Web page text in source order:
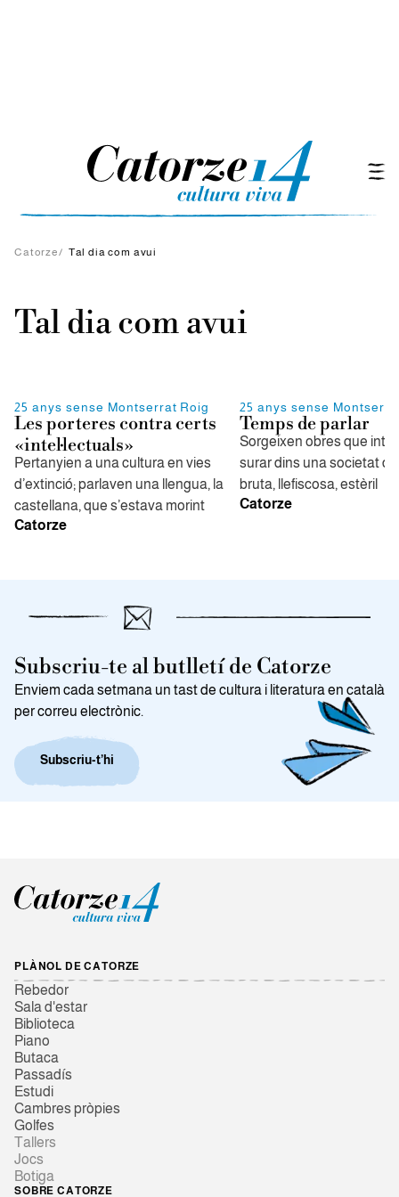
Catorze/ Tal dia com avui
Tal dia com avui
25 anys sense Montserrat Roig
Les porteres contra certs
«intel·lectuals»
Pertanyien a una cultura en vies
d’extinció; parlaven una llengua, la
castellana, que s’estava morint
Catorze
25 anys sense
Temps de parlar
Sorgeixen obres que
surar dins una societat
bruta, llefiscosa, estèril
Catorze
Subscriu-te al butlletí de Catorze
Enviem cada setmana un tast de cultura i literatura en català
per correu electrònic.
Subscriu-t’hi
PLÀNOL DE CATORZE
Rebedor
Sala d'estar
Biblioteca
Piano
Butaca
Passadís
Estudi
Cambres pròpies
Golfes
Tallers
Jocs
Botiga
SOBRE CATORZE